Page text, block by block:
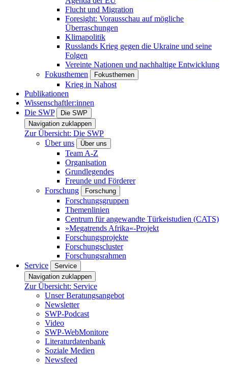
Flucht und Migration
Foresight: Vorausschau auf mögliche
Überraschungen
Klimapolitik
Russlands Krieg gegen die Ukraine und seine
Folgen
Vereinte Nationen und nachhaltige Entwicklung
Fokusthemen
Fokusthemen
Krieg in Nahost
Publikationen
Wissenschaftler:innen
Die SWP
Die SWP
Navigation zuklappen
Zur Übersicht: Die SWP
Über uns
Über uns
Team A-Z
Organisation
Grundlegendes
Freunde und Förderer
Forschung
Forschung
Forschungsgruppen
Themenlinien
Centrum für angewandte Türkeistudien (CATS)
»Megatrends Afrika«-Projekt
Forschungsprojekte
Forschungscluster
Forschungsrahmen
Service
Service
Navigation zuklappen
Zur Übersicht: Service
Unser Beratungsangebot
Newsletter
SWP-Podcast
Video
SWP-WebMonitore
Literaturdatenbank
Soziale Medien
Newsfeed